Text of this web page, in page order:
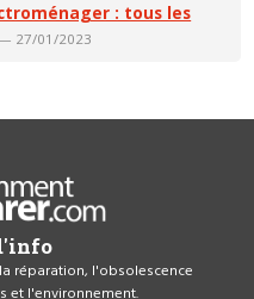
: tous les
27/01/2023
réparation, l'obsolescence
et l'environnement.